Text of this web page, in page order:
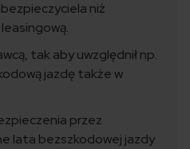
niż
tak aby uwzględnił np.
jazdę także w
przez
lata bezszkodowej jazdy